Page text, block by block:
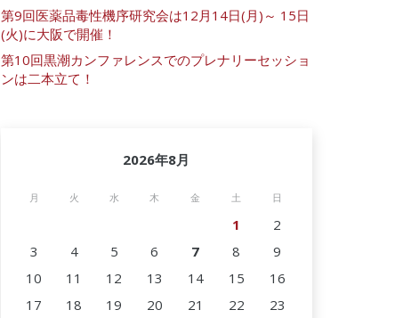
第9回医薬品毒性機序研究会は12月14日(月)～ 15日
(火)に大阪で開催！
第10回黒潮カンファレンスでのプレナリーセッショ
ンは二本立て！
2026年8月
月 火 水 木 金 土 日
1
2
3
4 5 6 7 8
9
10
11 12 13 14 15
16
17
18 19 20 21 22
23